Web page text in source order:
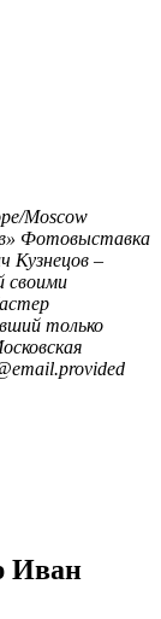
Moscow
Фотовыставка
Кузнецов –
своими
только
Иван